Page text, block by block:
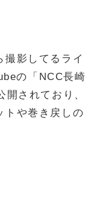
撮影してるライ
の「NCC長崎
されており、
トや巻き戻しの